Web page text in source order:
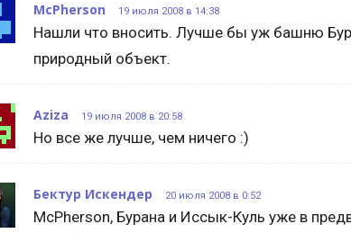
McPherson 19 июля 2008 в 14:38
Нашли что вносить. Лучше бы уж башню
природный объект.
Aziza 19 июля 2008 в 20:58
Но все же лучше, чем ничего :)
Бектур Искендер 20 июля 2008 в 0:52
McPherson, Бурана и Иссык-Куль уже в